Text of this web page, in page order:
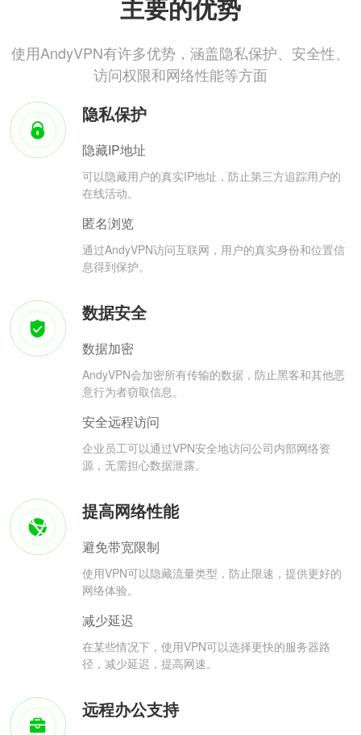
主要的优势
使用AndyVPN有许多优势，涵盖隐私保护、安全性、
访问权限和网络性能等方面
隐私保护
隐藏IP地址
可以隐藏用户的真实IP地址，防止第三方追踪用户的
在线活动。
匿名浏览
通过AndyVPN访问互联网，用户的真实身份和位置信
息得到保护。
数据安全
数据加密
AndyVPN会加密所有传输的数据，防止黑客和其他恶
意行为者窃取信息。
安全远程访问
企业员工可以通过VPN安全地访问公司内部网络资
源，无需担心数据泄露。
提高网络性能
避免带宽限制
使用VPN可以隐藏流量类型，防止限速，提供更好的
网络体验。
减少延迟
在某些情况下，使用VPN可以选择更快的服务器路
径，减少延迟，提高网速。
远程办公支持